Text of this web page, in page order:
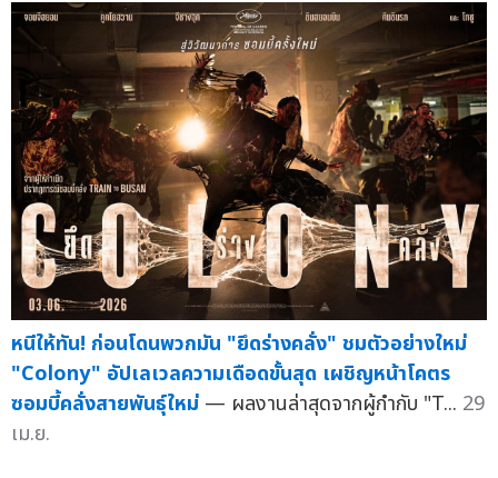
หนีให้ทัน! ก่อนโดนพวกมัน "ยึดร่างคลั่ง" ชมตัวอย่างใหม่
"Colony" อัปเลเวลความเดือดขั้นสุด เผชิญหน้าโคตร
ซอมบี้คลั่งสายพันธุ์ใหม่ — ผลงานล่าสุดจากผู้กำกับ "T... 29
เม.ย.